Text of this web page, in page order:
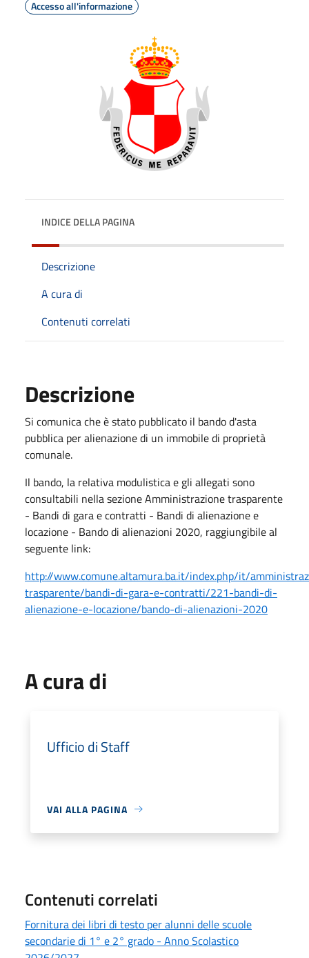
Accesso all'informazione
INDICE DELLA PAGINA
Descrizione
A cura di
Contenuti correlati
Descrizione
Si comunica che è stato pubblicato il bando d'asta
pubblica per alienazione di un immobile di proprietà
comunale.
Il bando, la relativa modulistica e gli allegati sono
consultabili nella sezione Amministrazione trasparente
- Bandi di gara e contratti - Bandi di alienazione e
locazione - Bando di alienazioni 2020, raggiungibile al
seguente link:
http://www.comune.altamura.ba.it/index.php/it/
trasparente/bandi-di-gara-e-contratti/221-bandi-di-
alienazione-e-locazione/bando-di-alienazioni-2020
A cura di
Ufficio di Staff
VAI ALLA PAGINA
Contenuti correlati
Fornitura dei libri di testo per alunni delle scuole
secondarie di 1° e 2° grado - Anno Scolastico